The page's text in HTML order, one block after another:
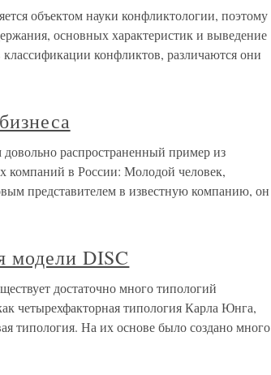
науки конфликтологии, поэтому
основных характеристик и выведение
конфликтов, различаются они
распространенный пример из
компаний в России: Молодой человек,
представителем в известную компанию, он
модели DISC
достаточно много типологий
четырехфакторная типология Карла Юнга,
типология. На их основе было создано много